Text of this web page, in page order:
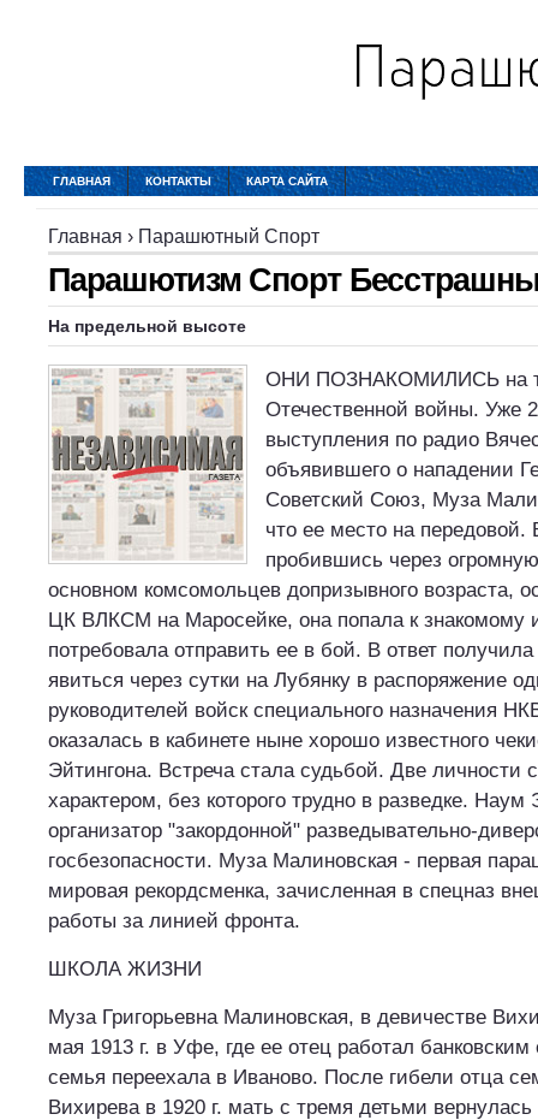
ГЛАВНАЯ КОНТАКТЫ КАРТА САЙТА
Главная › Парашютный Спорт
Парашютизм Спорт
На предельной высоте
ОНИ ПОЗНАКОМИЛИСЬ на
Отечественной войны. Уже
выступления по радио
объявившего о нападении
Советский Союз, Муза
что ее место на передовой.
пробившись через
основном комсомольцев допризывного возраста,
ЦК ВЛКСМ на Маросейке, она попала к знакомому
потребовала отправить ее в бой. В ответ
явиться через сутки на Лубянку в распоряжение
руководителей войск специального назначения
оказалась в кабинете ныне хорошо известного
Эйтингона. Встреча стала судьбой. Две личности
характером, без которого трудно в разведке. Наум
организатор "закордонной" разведывательно-
госбезопасности. Муза Малиновская - первая
мировая рекордсменка, зачисленная в спецназ
работы за линией фронта.
ШКОЛА ЖИЗНИ
Муза Григорьевна Малиновская, в девичестве
мая 1913 г. в Уфе, где ее отец работал
семья переехала в Иваново. После гибели отца
Вихирева в 1920 г. мать с тремя детьми